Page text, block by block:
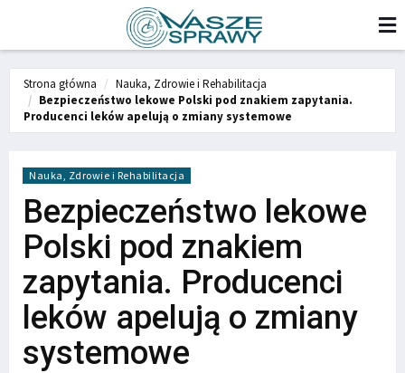
Strona główna
Nauka, Zdrowie i Rehabilitacja
Bezpieczeństwo lekowe Polski pod znakiem zapytania.
Producenci leków apelują o zmiany systemowe
Nauka, Zdrowie i Rehabilitacja
Bezpieczeństwo lekowe
Polski pod znakiem
zapytania. Producenci
leków apelują o zmiany
systemowe